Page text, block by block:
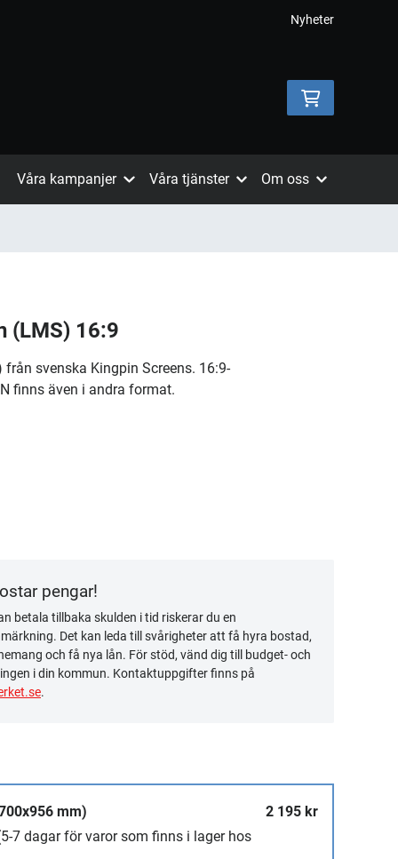
Nyheter
Våra kampanjer Våra tjänster Om oss
(LMS) 16:9
från svenska Kingpin Screens. 16:9-
finns även i andra format.
pengar!
betala tillbaka skulden i tid riskerar du en
Det kan leda till svårigheter att få hyra bostad,
och få nya lån. För stöd, vänd dig till budget- och
i din kommun. Kontaktuppgifter finns på
.
mm)
2 195 kr
7 dagar för varor som finns i lager hos